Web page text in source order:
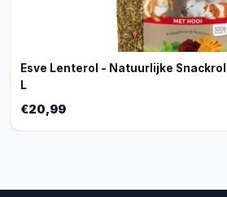
Esve Lenterol - Natuurlijke
L
€20,99